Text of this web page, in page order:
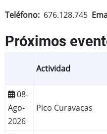
Teléfono 676.128.745
Próximos
Actividad
08-
Ago-
2026
Pico Curavacas